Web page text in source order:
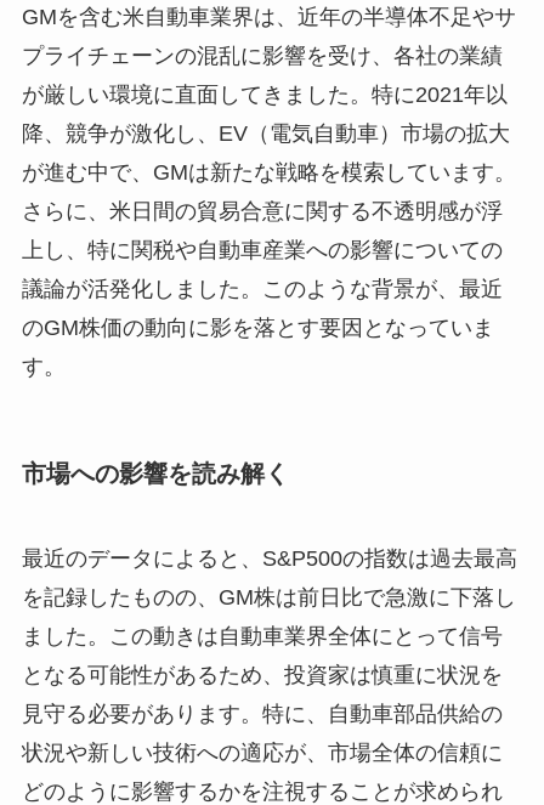
GMを含む米自動車業界は、近年の半導体不足やサ
プライチェーンの混乱に影響を受け、各社の業績
が厳しい環境に直面してきました。特に2021年以
降、競争が激化し、EV（電気自動車）市場の拡大
が進む中で、GMは新たな戦略を模索しています。
さらに、米日間の貿易合意に関する不透明感が浮
上し、特に関税や自動車産業への影響についての
議論が活発化しました。このような背景が、最近
のGM株価の動向に影を落とす要因となっていま
す。
市場への影響を読み解く
最近のデータによると、S&P500の指数は過去最高
を記録したものの、GM株は前日比で急激に下落し
ました。この動きは自動車業界全体にとって信号
となる可能性があるため、投資家は慎重に状況を
見守る必要があります。特に、自動車部品供給の
状況や新しい技術への適応が、市場全体の信頼に
どのように影響するかを注視することが求められ